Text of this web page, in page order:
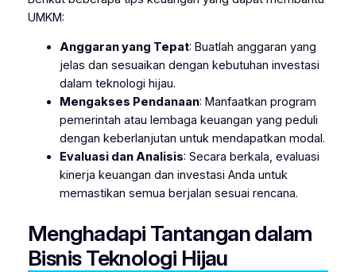
UMKM:
Anggaran yang Tepat: Buatlah anggaran yang
jelas dan sesuaikan dengan kebutuhan investasi
dalam teknologi hijau.
Mengakses Pendanaan: Manfaatkan program
pemerintah atau lembaga keuangan yang peduli
dengan keberlanjutan untuk mendapatkan modal.
Evaluasi dan Analisis: Secara berkala, evaluasi
kinerja keuangan dan investasi Anda untuk
memastikan semua berjalan sesuai rencana.
Menghadapi Tantangan dalam
Bisnis Teknologi Hijau